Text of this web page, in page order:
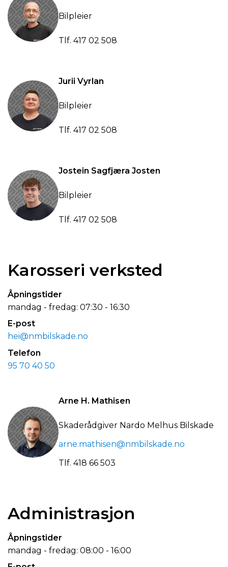
Bilpleier
Tlf. 417 02 508
Jurii Vyrlan
Bilpleier
Tlf. 417 02 508
Jostein Sagfjæra Josten
Bilpleier
Tlf. 417 02 508
Karosseri verksted
Åpningstider
mandag - fredag: 07:30 - 16:30
E-post
hei@nmbilskade.no
Telefon
95 70 40 50
Arne H. Mathisen
Skaderådgiver Nardo Melhus Bilskade
arne.mathisen@nmbilskade.no
Tlf. 418 66 503
Administrasjon
Åpningstider
mandag - fredag: 08:00 - 16:00